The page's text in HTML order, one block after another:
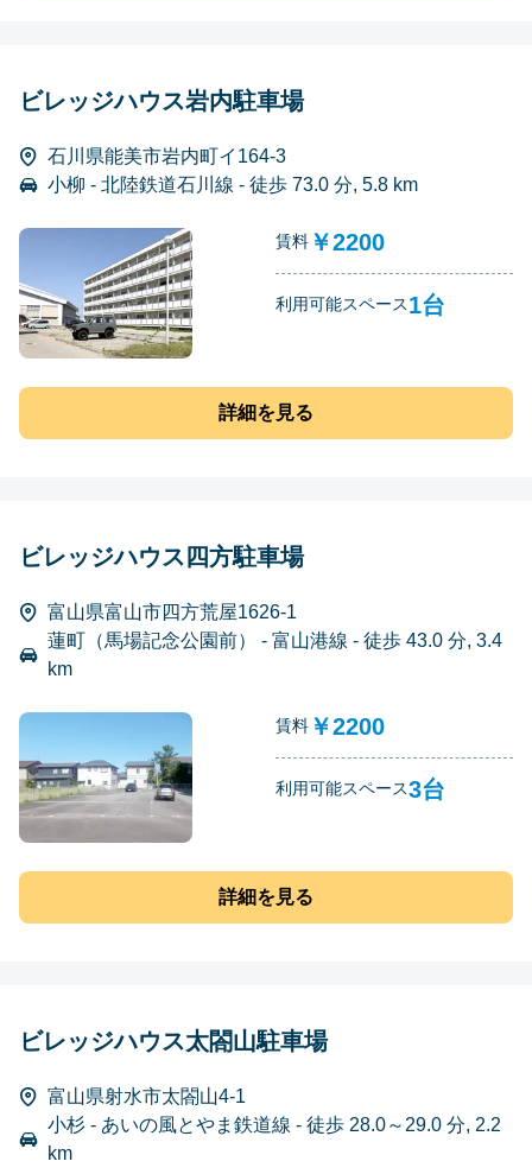
ビレッジハウス岩内駐車場
石川県能美市岩内町イ164-3
小柳 - 北陸鉄道石川線 - 徒歩 73.0 分, 5.8 km
賃料 ￥2200
利用可能スペース1台
詳細を見る
ビレッジハウス四方駐車場
富山県富山市四方荒屋1626-1
蓮町（馬場記念公園前） - 富山港線 - 徒歩 43.0 分, 3.4
km
賃料 ￥2200
利用可能スペース3台
詳細を見る
ビレッジハウス太閤山駐車場
富山県射水市太閤山4-1
小杉 - あいの風とやま鉄道線 - 徒歩 28.0～29.0 分, 2.2
km